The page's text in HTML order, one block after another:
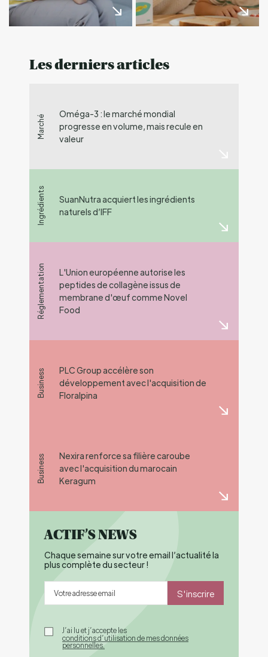
Les derniers articles
Marché
Oméga-3 : le marché mondial
progresse en volume, mais recule en
valeur
Ingrédients
SuanNutra acquiert les ingrédients
naturels d’IFF
Réglementation
L'Union européenne autorise les
peptides de collagène issus de
membrane d'œuf comme Novel
Food
Business
PLC Group accélère son
développement avec l'acquisition de
Floralpina
Business
Nexira renforce sa filière caroube
avec l'acquisition du marocain
Keragum
ACTIF’S NEWS
Chaque semaine sur votre email l’actualité la
plus complète du secteur !
S'inscrire
J’ai lu et j’accepte les
conditions d’utilisation de mes données
personnelles.